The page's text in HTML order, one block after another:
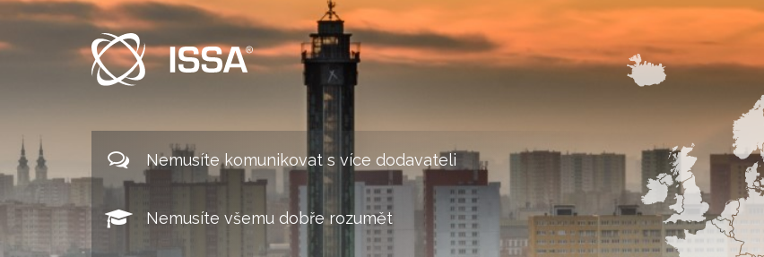
Nemusíte komunikovat s více dodavateli
Nemusíte všemu dobře rozumět